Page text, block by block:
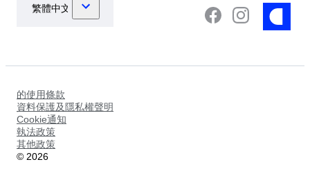
的使用條款
資料保護及隱私權聲明
Cookie通知
執法政策
其他政策
© 2026